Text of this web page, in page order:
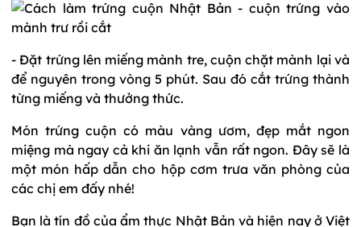
- Đặt trứng lên miếng mành tre, cuộn chặt mành lại và
để nguyên trong vòng 5 phút. Sau đó cắt trứng thành
từng miếng và thưởng thức.
Món trứng cuộn có màu vàng ươm, đẹp mắt ngon
miệng mà ngay cả khi ăn lạnh vẫn rất ngon. Đây sẽ là
một món hấp dẫn cho hộp cơm trưa văn phòng của
các chị em đấy nhé!
Bạn là tín đồ của ẩm thực Nhật Bản và hiện nay ở Việt